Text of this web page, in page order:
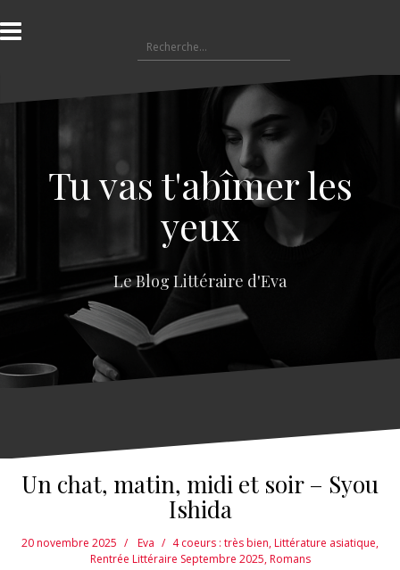
l
a
e
e
Tu vas t'abîmer les
yeux
Le Blog Littéraire d'Eva
Un chat, matin, midi et soir – Syou
Ishida
20 novembre 2025 Eva 4 coeurs : très bien,Littérature asiatique,
Rentrée Littéraire Septembre 2025,Romans